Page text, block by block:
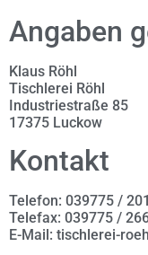
Angaben
Klaus Röhl
Tischlerei Röhl
Industriestraße 85
17375 Luckow
Kontakt
Telefon: 039775 /
Telefax: 039775 /
E-Mail: tischlerei-